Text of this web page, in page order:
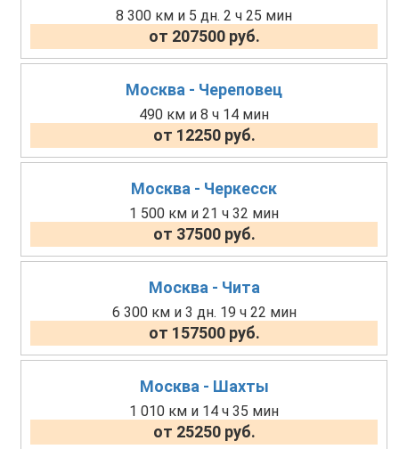
8 300 км и 5 дн. 2 ч 25 мин
от 207500 руб.
Москва - Череповец
490 км и 8 ч 14 мин
от 12250 руб.
Москва - Черкесск
1 500 км и 21 ч 32 мин
от 37500 руб.
Москва - Чита
6 300 км и 3 дн. 19 ч 22 мин
от 157500 руб.
Москва - Шахты
1 010 км и 14 ч 35 мин
от 25250 руб.